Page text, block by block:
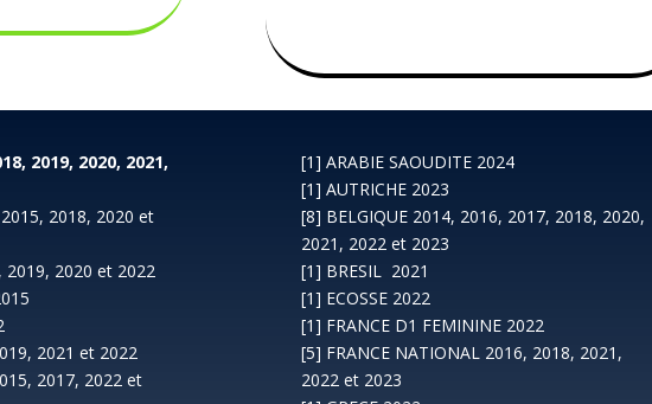
2019, 2020, 2021,
2018, 2020 et
2019, 2020 et 2022
2021 et 2022
2017, 2022 et
[1] ARABIE SAOUDITE 2024
[1] AUTRICHE 2023
[8] BELGIQUE 2014, 2016, 2017, 2018, 2020,
2021, 2022 et 2023
[1] BRESIL 2021
[1] ECOSSE 2022
[1] FRANCE D1 FEMININE 2022
[5] FRANCE NATIONAL 2016, 2018, 2021,
2022 et 2023